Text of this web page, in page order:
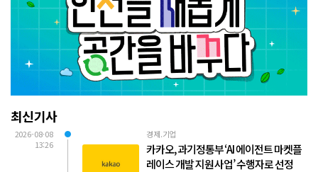
최신기사
2026-08-08
13:26
경제.기업
카카오, 과기정통부 ‘AI 에이전트 마켓플
레이스 개발 지원 사업’ 수행자로 선정